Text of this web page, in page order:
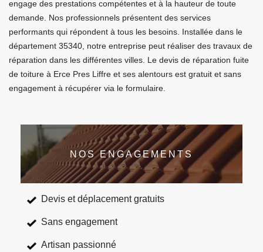
engage des prestations compétentes et à la hauteur de toute
demande. Nos professionnels présentent des services
performants qui répondent à tous les besoins. Installée dans le
département 35340, notre entreprise peut réaliser des travaux de
réparation dans les différentes villes. Le devis de réparation fuite
de toiture à Erce Pres Liffre et ses alentours est gratuit et sans
engagement à récupérer via le formulaire.
NOS ENGAGEMENTS
Devis et déplacement gratuits
Sans engagement
Artisan passionné